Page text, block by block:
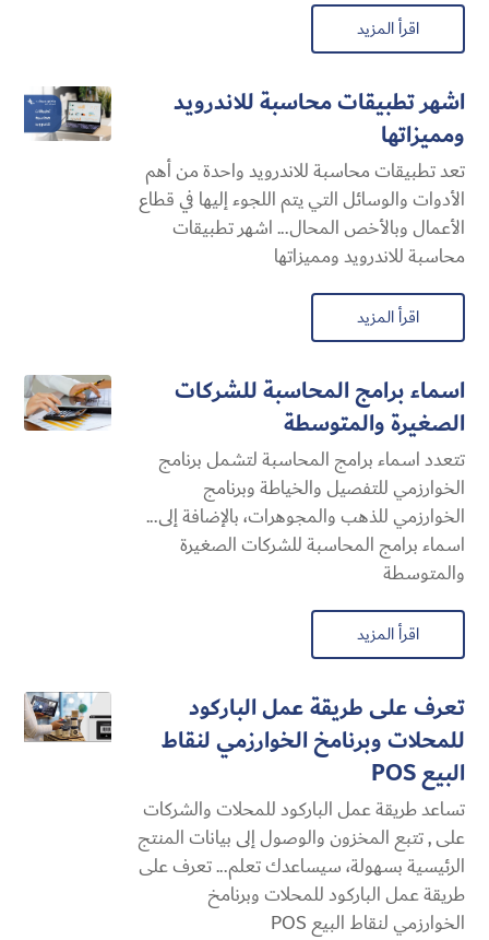
اقرأ المزيد
اشهر تطبيقات محاسبة للاندرويد
ومميزاتها
تعد تطبيقات محاسبة للاندرويد واحدة من أهم
الأدوات والوسائل التي يتم اللجوء إليها في قطاع
الأعمال وبالأخص المحال... اشهر تطبيقات
محاسبة للاندرويد ومميزاتها
اقرأ المزيد
اسماء برامج المحاسبة للشركات
الصغيرة والمتوسطة
تتعدد اسماء برامج المحاسبة لتشمل برنامج
الخوارزمي للتفصيل والخياطة وبرنامج
الخوارزمي للذهب والمجوهرات، بالإضافة إلى...
اسماء برامج المحاسبة للشركات الصغيرة
والمتوسطة
اقرأ المزيد
تعرف على طريقة عمل الباركود
للمحلات وبرنامخ الخوارزمي لنقاط
البيع POS
تساعد طريقة عمل الباركود للمحلات والشركات
على , تتبع المخزون والوصول إلى بيانات المنتج
الرئيسية بسهولة، سيساعدك تعلم... تعرف على
طريقة عمل الباركود للمحلات وبرنامخ
الخوارزمي لنقاط البيع POS